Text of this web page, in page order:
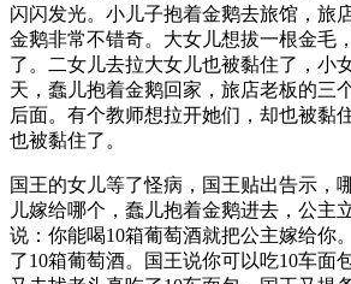
闪闪发光。小儿子抱着金鹅去旅馆，旅
金鹅非常不错奇。大女儿想拔一根金毛
了。二女儿去拉大女儿也被黏住了，小
天，蠢儿抱着金鹅回家，旅店老板的三
后面。有个教师想拉开她们，却也被黏
也被黏住了。
国王的女儿等了怪病，国王贴出告示，
儿嫁给哪个，蠢儿抱着金鹅进去，公主
说：你能喝10箱葡萄酒就把公主嫁给你
了10箱葡萄酒。国王说你可以吃10车面